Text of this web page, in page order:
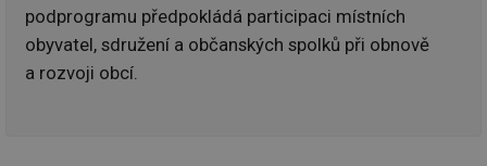
podprogramu předpokládá participaci místních
obyvatel, sdružení a občanských spolků při obnově
a rozvoji obcí.